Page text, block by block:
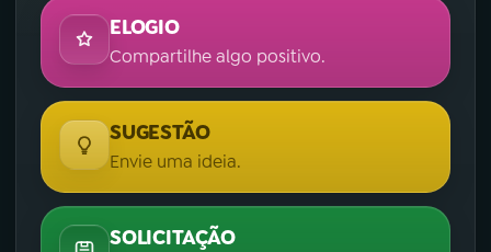
ELOGIO
Compartilhe algo positivo.
SUGESTÃO
Envie uma ideia.
SOLICITAÇÃO